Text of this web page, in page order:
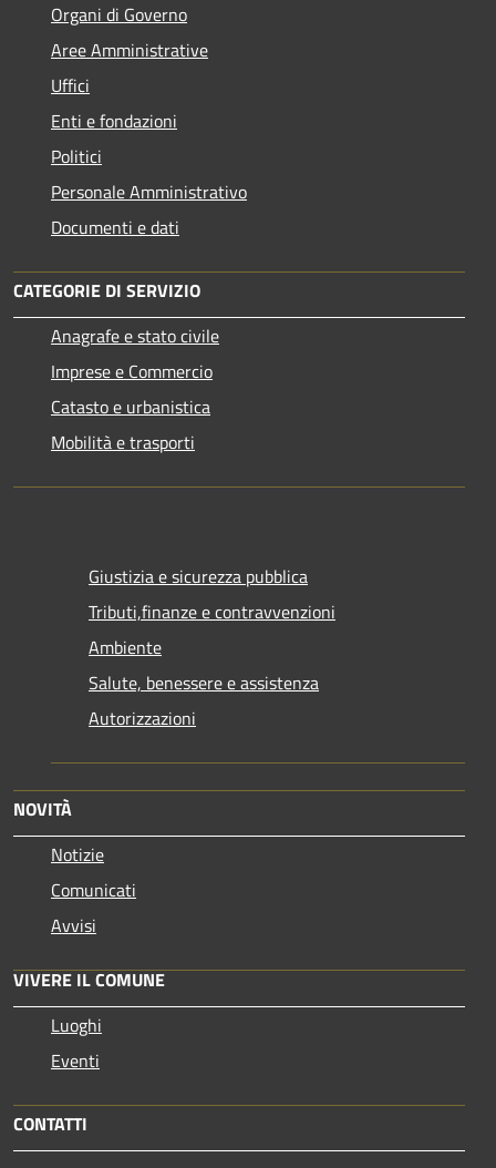
Organi di Governo
Aree Amministrative
Uffici
Enti e fondazioni
Politici
Personale Amministrativo
Documenti e dati
CATEGORIE DI SERVIZIO
Anagrafe e stato civile
Imprese e Commercio
Catasto e urbanistica
Mobilità e trasporti
Giustizia e sicurezza pubblica
Tributi,finanze e contravvenzioni
Ambiente
Salute, benessere e assistenza
Autorizzazioni
NOVITÀ
Notizie
Comunicati
Avvisi
VIVERE IL COMUNE
Luoghi
Eventi
CONTATTI